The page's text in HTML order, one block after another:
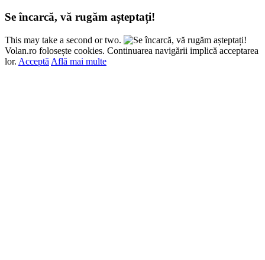
Se încarcă, vă rugăm așteptați!
This may take a second or two.
Volan.ro folosește cookies. Continuarea navigării implică acceptarea
lor. Acceptă Află mai multe